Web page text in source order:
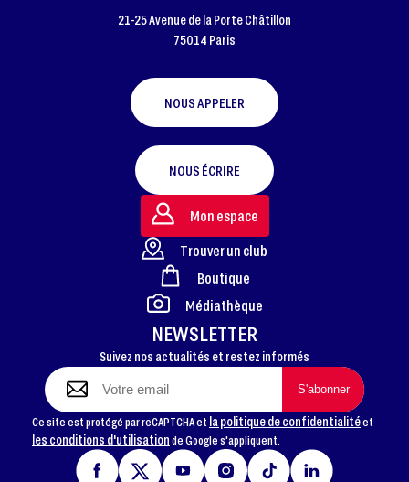
FOOTER
21-25 Avenue de la Porte Châtillon
75014 Paris
NOUS APPELER
NOUS ÉCRIRE
NEWSLETTER
Suivez nos actualités et restez informés
Ce site est protégé par reCAPTCHA et la politique de confidentialitéet
les conditions d'utilisationde Google s'appliquent.
Mon espace
Trouver un club
Boutique
Médiathèque